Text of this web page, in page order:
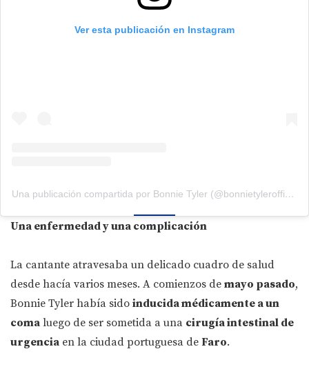
Ver esta publicación en Instagram
Una publicación compartida por Bonnie Tyler (@bonnietylerofficial)
Una enfermedad y una complicación
La cantante atravesaba un delicado cuadro de salud
desde hacía varios meses. A comienzos de mayo pasado,
Bonnie Tyler había sido inducida médicamente a un
coma luego de ser sometida a una cirugía intestinal de
urgencia en la ciudad portuguesa de Faro.